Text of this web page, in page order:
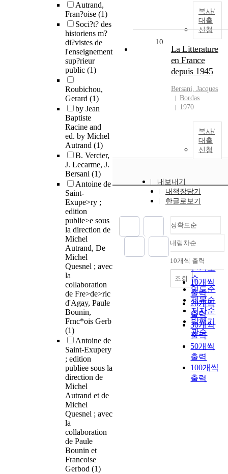
Autrand,
Fran?oise (1)
Soci?t? des
historiens m?
di?vistes de
l'enseignement
sup?rieur
public (1)
Roubichou,
Gerard (1)
by Jean
Baptiste
Racine and
ed. by Michel
Autrand (1)
B. Vercier,
J. Lecarme, J.
Bersani (1)
Antoine de
Saint-
Exupe>ry ;
edition
publie>e sous
la direction de
Michel
Autrand, De
Michel
Quesnel ; avec
la
collaboration
de Fre>de>ric
d'Agay, Paule
Bounin,
Frnc*ois Gerb
(1)
Antoine de
Saint-Exupery
; edition
publiee sous la
direction de
Michel
Autrand et de
Michel
Quesnel ; avec
la
collaboration
de Paule
Bounin et
Francoise
Gerbod (1)
복사/
대출
신청
10
La Litterature
en France
depuis 1945
Bersani, Jacques
Bordas
1970
복사/
대출
신청
내보내기
내책장담기
한글로보기
정확도순
정확도
순
인기도
순
연도순
제목순
저자순
발행기
관순
내림차순
내림차순
10개씩 출력
10개씩
출력
20개씩
출력
30개씩
출력
50개씩
출력
100개씩
출력
조회